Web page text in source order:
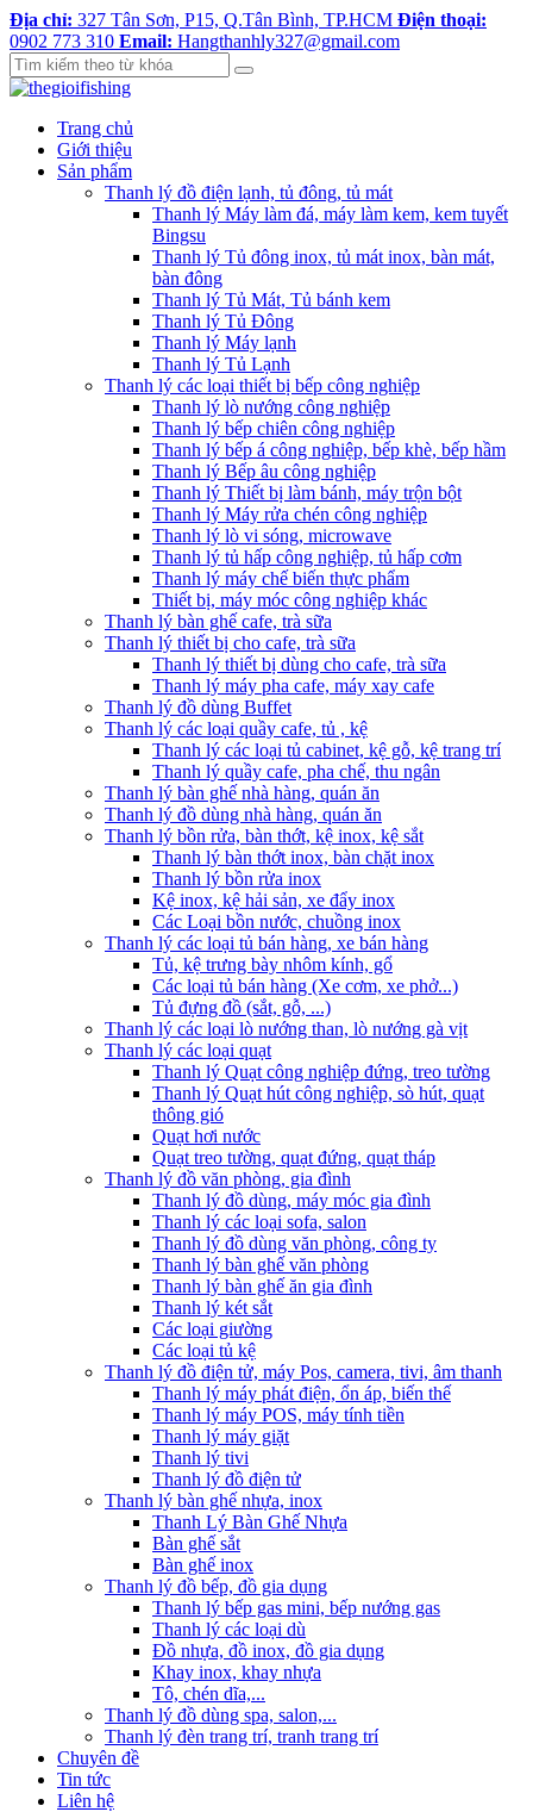
Địa chỉ: 327 Tân Sơn, P15, Q.Tân Bình, TP.HCM Điện thoại:
0902 773 310 Email: Hangthanhly327@gmail.com
Trang chủ
Giới thiệu
Sản phẩm
Thanh lý đồ điện lạnh, tủ đông, tủ mát
Thanh lý Máy làm đá, máy làm kem, kem tuyết
Bingsu
Thanh lý Tủ đông inox, tủ mát inox, bàn mát,
bàn đông
Thanh lý Tủ Mát, Tủ bánh kem
Thanh lý Tủ Đông
Thanh lý Máy lạnh
Thanh lý Tủ Lạnh
Thanh lý các loại thiết bị bếp công nghiệp
Thanh lý lò nướng công nghiệp
Thanh lý bếp chiên công nghiệp
Thanh lý bếp á công nghiệp, bếp khè, bếp hầm
Thanh lý Bếp âu công nghiệp
Thanh lý Thiết bị làm bánh, máy trộn bột
Thanh lý Máy rửa chén công nghiệp
Thanh lý lò vi sóng, microwave
Thanh lý tủ hấp công nghiệp, tủ hấp cơm
Thanh lý máy chế biến thực phẩm
Thiết bị, máy móc công nghiệp khác
Thanh lý bàn ghế cafe, trà sữa
Thanh lý thiết bị cho cafe, trà sữa
Thanh lý thiết bị dùng cho cafe, trà sữa
Thanh lý máy pha cafe, máy xay cafe
Thanh lý đồ dùng Buffet
Thanh lý các loại quầy cafe, tủ , kệ
Thanh lý các loại tủ cabinet, kệ gỗ, kệ trang trí
Thanh lý quầy cafe, pha chế, thu ngân
Thanh lý bàn ghế nhà hàng, quán ăn
Thanh lý đồ dùng nhà hàng, quán ăn
Thanh lý bồn rửa, bàn thớt, kệ inox, kệ sắt
Thanh lý bàn thớt inox, bàn chặt inox
Thanh lý bồn rửa inox
Kệ inox, kệ hải sản, xe đẩy inox
Các Loại bồn nước, chuồng inox
Thanh lý các loại tủ bán hàng, xe bán hàng
Tủ, kệ trưng bày nhôm kính, gổ
Các loại tủ bán hàng (Xe cơm, xe phở...)
Tủ đựng đồ (sắt, gỗ, ...)
Thanh lý các loại lò nướng than, lò nướng gà vịt
Thanh lý các loại quạt
Thanh lý Quạt công nghiệp đứng, treo tường
Thanh lý Quạt hút công nghiệp, sò hút, quạt
thông gió
Quạt hơi nước
Quạt treo tường, quạt đứng, quạt tháp
Thanh lý đồ văn phòng, gia đình
Thanh lý đồ dùng, máy móc gia đình
Thanh lý các loại sofa, salon
Thanh lý đồ dùng văn phòng, công ty
Thanh lý bàn ghế văn phòng
Thanh lý bàn ghế ăn gia đình
Thanh lý két sắt
Các loại giường
Các loại tủ kệ
Thanh lý đồ điện tử, máy Pos, camera, tivi, âm thanh
Thanh lý máy phát điện, ổn áp, biến thế
Thanh lý máy POS, máy tính tiền
Thanh lý máy giặt
Thanh lý tivi
Thanh lý đồ điện tử
Thanh lý bàn ghế nhựa, inox
Thanh Lý Bàn Ghế Nhựa
Bàn ghế sắt
Bàn ghế inox
Thanh lý đồ bếp, đồ gia dụng
Thanh lý bếp gas mini, bếp nướng gas
Thanh lý các loại dù
Đồ nhựa, đồ inox, đồ gia dụng
Khay inox, khay nhựa
Tô, chén dĩa,...
Thanh lý đồ dùng spa, salon,...
Thanh lý đèn trang trí, tranh trang trí
Chuyên đề
Tin tức
Liên hệ